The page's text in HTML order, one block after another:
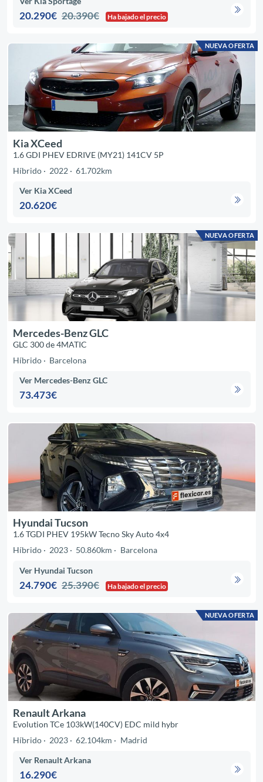
20.290€ 20.390€ Ha bajado el precio
NUEVA OFERTA
Kia XCeed
1.6 GDI PHEV EDRIVE (MY21) 141CV 5P
Híbrido
2022 61.702km
Ver Kia XCeed
20.620€
NUEVA OFERTA
Mercedes-Benz GLC
GLC 300 de 4MATIC
Híbrido
Barcelona
Ver Mercedes-Benz GLC
73.473€
Hyundai Tucson
1.6 TGDI PHEV 195kW Tecno Sky Auto 4x4
Híbrido
2023 50.860km Barcelona
Ver Hyundai Tucson
24.790€ 25.390€ Ha bajado el precio
NUEVA OFERTA
Renault Arkana
Evolution TCe 103kW(140CV) EDC mild hybr
Híbrido
2023 62.104km Madrid
Ver Renault Arkana
16.290€